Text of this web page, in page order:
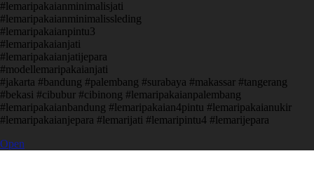
#lemaripakaianminimalisjati
#lemaripakaianminimalissleding
#lemaripakaianpintu3
#lemaripakaianjati
#lemaripakaianjatijepara
#modellemaripakaianjati
#jakarta #bandung #palembang #surabaya #makassar #tangerang
#bekasi #cibubur #cibinong #lemaripakaianpalembang
#lemaripakaianbandung #lemaripakaian4pintu #lemaripakaianukir
#lemaripakaianjepara #lemarijati #lemaripintu4 #lemarijepara
Open